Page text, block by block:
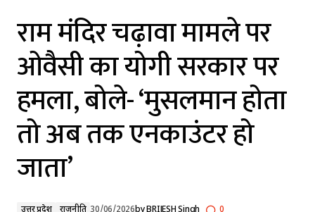
राम मंदिर चढ़ावा मामले पर
ओवैसी का योगी सरकार पर
हमला, बोले- ‘मुसलमान होता
तो अब तक एनकाउंटर हो
जाता’